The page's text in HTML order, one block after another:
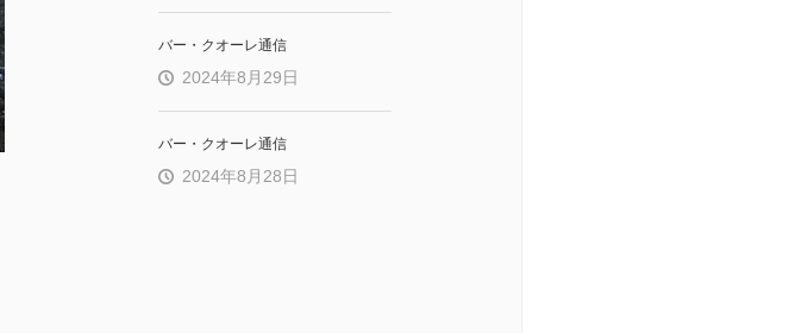
バー・クオーレ通信
2024年8月29日
バー・クオーレ通信
2024年8月28日